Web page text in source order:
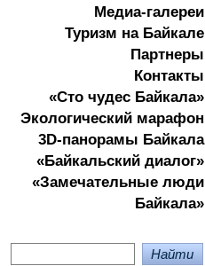
Медиа-галереи
Туризм на Байкале
Партнеры
Контакты
«Сто чудес Байкала»
Экологичеcкий марафон
3D-панорамы Байкала
«Байкальский диалог»
«Замечательные люди
Байкала»